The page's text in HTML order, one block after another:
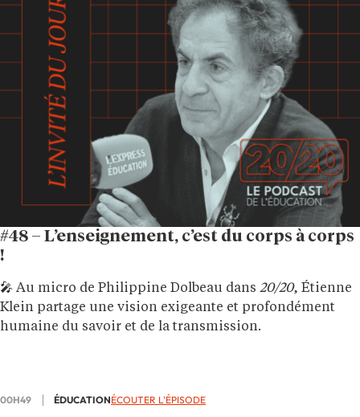
#48 – L’enseignement, c’est du corps à corps
!
🎤 Au micro de Philippine Dolbeau dans 20/20, Étienne
Klein partage une vision exigeante et profondément
humaine du savoir et de la transmission.
00H49 ÉDUCATIONÉCOUTER L'ÉPISODE